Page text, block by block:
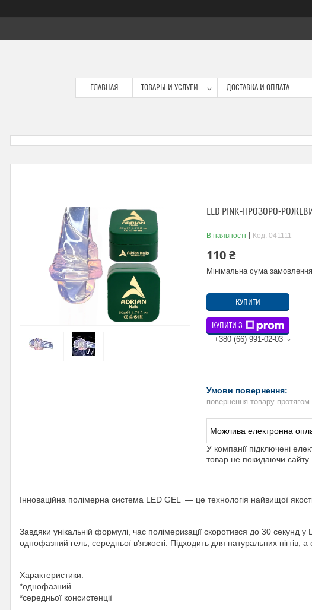
ГЛАВНАЯ ТОВАРЫ И УСЛУГИ ДОСТАВКА И ОПЛАТА
LED PINK-ПРОЗОРО-
В наявності Код: 041111
110 ₴
Мінімальна сума
КУПИТИ
КУПИТИ З
+380 (66) 991-02-03
повернення товару протягом
У компанії підключені
товар не покидаючи сайту.
Інноваційна полімерна система LED GEL — це технологія найвищої
Завдяки унікальній формулі, час полімеризації скоротився до 30
однофазний гель, середньої в'язкості. Підходить для натуральних нігтів,
Характеристики:
*однофазний
*середньої консистенції